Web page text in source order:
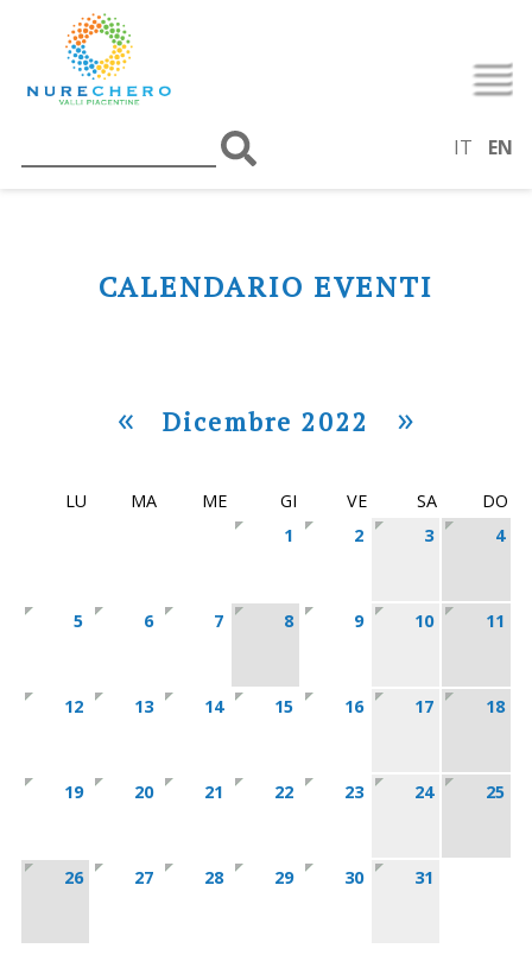
IT EN
CALENDARIO EVENTI
« Dicembre 2022 »
LU MA ME GI VE SA
DO
1
2 3 4
5 6 7 8 9 10 11
12 13 14 15 16 17 18
19 20 21 22 23 24 25
26 27 28 29 30 31